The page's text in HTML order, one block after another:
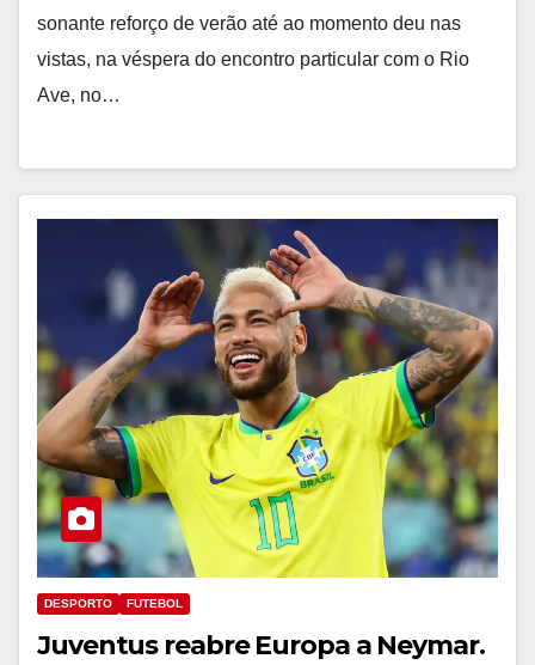
sonante reforço de verão até ao momento deu nas
vistas, na véspera do encontro particular com o Rio
Ave, no…
DESPORTO FUTEBOL
Juventus reabre Europa a Neymar.